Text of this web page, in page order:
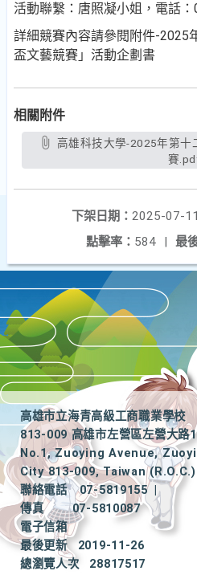
活動聯繫：唐照凝小姐，電話
詳細競賽內容請參閱附件-2025
盃文藝競賽」活動企劃書
相關附件
賽
下架日期： 2025-07-11
最
點擊率： 584 |
高雄市立海青高級工商職業學校
813-009 高雄市左營區左營大路
No.1, Zuoying Avenue,
City 813-009, Taiwan (R.O.C.)
聯絡電話
07-5819155
|
傳真
07-5810087
電子信箱
最後更新
2019-11-26
總瀏覽人次
28817517